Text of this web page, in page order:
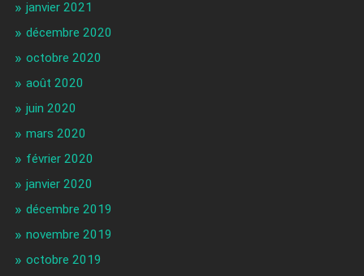
janvier 2021
décembre 2020
octobre 2020
août 2020
juin 2020
mars 2020
février 2020
janvier 2020
décembre 2019
novembre 2019
octobre 2019